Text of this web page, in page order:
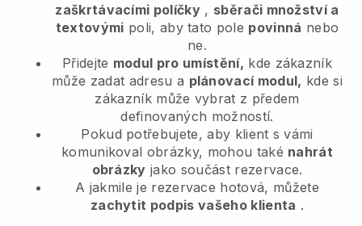
zaškrtávacími políčky , sběrači množství a
textovými poli, aby tato pole povinná nebo
ne.
Přidejte modul pro umístění, kde zákazník
může zadat adresu a plánovací modul, kde si
zákazník může vybrat z předem
definovaných možností.
Pokud potřebujete, aby klient s vámi
komunikoval obrázky, mohou také nahrát
obrázky jako součást rezervace.
A jakmile je rezervace hotová, můžete
zachytit podpis vašeho klienta .